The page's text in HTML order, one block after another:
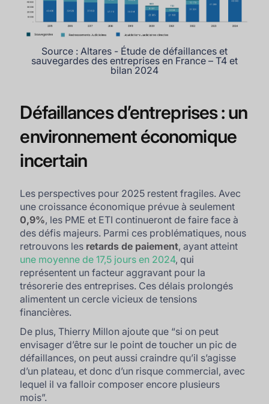
Source : Altares - Étude de défaillances et
sauvegardes des entreprises en France – T4 et
bilan 2024
Défaillances d’entreprises : un
environnement économique
incertain
Les perspectives pour 2025 restent fragiles. Avec
une croissance économique prévue à seulement
0,9%, les PME et ETI continueront de faire face à
des défis majeurs. Parmi ces problématiques, nous
retrouvons les retards de paiement, ayant atteint
une moyenne de 17,5 jours en 2024, qui
représentent un facteur aggravant pour la
trésorerie des entreprises. Ces délais prolongés
alimentent un cercle vicieux de tensions
financières.
De plus, Thierry Millon ajoute que “si on peut
envisager d’être sur le point de toucher un pic de
défaillances, on peut aussi craindre qu’il s’agisse
d’un plateau, et donc d’un risque commercial, avec
lequel il va falloir composer encore plusieurs
mois”.